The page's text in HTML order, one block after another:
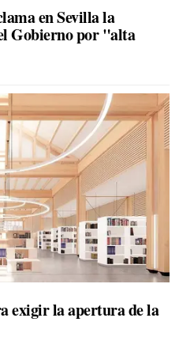
en Sevilla la
Gobierno por "alta
exigir la apertura de la